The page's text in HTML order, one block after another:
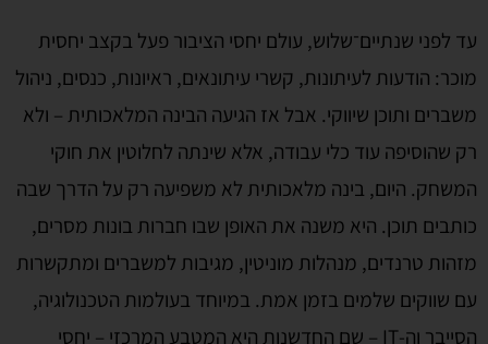
עד לפני שנתיים־שלוש, עולם יחסי הציבור פעל בקצב יחסית
מוכר: הודעות לעיתונות, קשרי עיתונאים, ראיונות, כנסים, ניהול
משברים ותוכן שיווקי. אבל אז הגיעה הבינה המלאכותית – ולא
רק שהוסיפה עוד כלי עבודה, אלא שינתה לחלוטין את חוקי
המשחק. היום, בינה מלאכותית לא משפיעה רק על הדרך שבה
כותבים תוכן. היא משנה את האופן שבו חברות בונות מסרים,
מזהות טרנדים, מנהלות מוניטין, מגיבות למשברים ומתקשרות
עם שווקים שלמים בזמן אמת. במיוחד בעולמות הטכנולוגיה,
הסייבר וה-IT – שם החדשנות היא המטבע המרכזי – יחסי